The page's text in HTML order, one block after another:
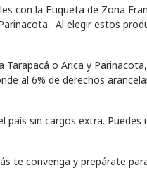
con la Etiqueta de Zona
Al elegir estos
o Arica y
al 6% de derechos
país sin cargos extra. Puedes
te convenga y prepárate